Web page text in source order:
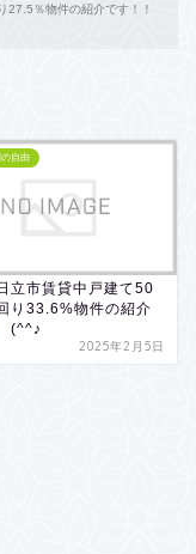
27.5％物件の紹介です！！
自由
立市賃貸中戸建て50
り33.6%物件の紹介
(^^♪
2025年2月5日